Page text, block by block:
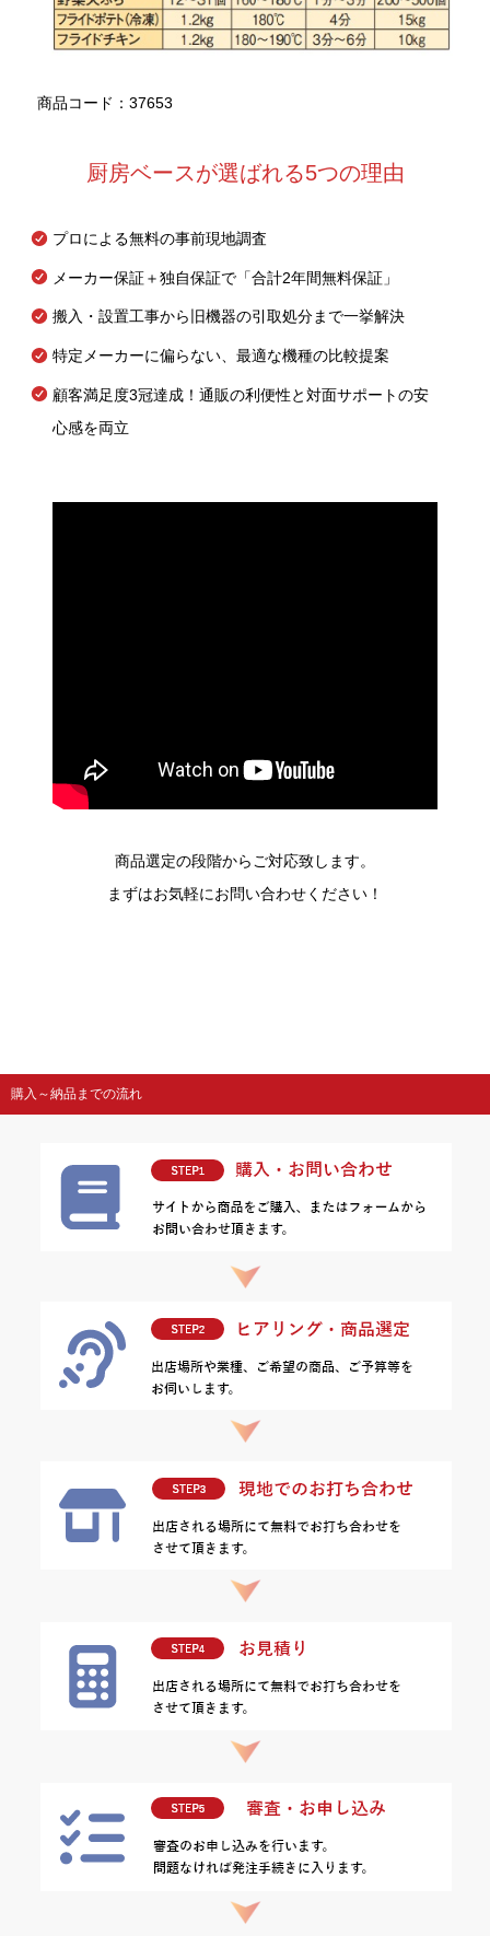
商品コード：37653
厨房ベースが選ばれる5つの理由
プロによる無料の事前現地調査
メーカー保証＋独自保証で「合計2年間無料保証」
搬入・設置工事から旧機器の引取処分まで一挙解決
特定メーカーに偏らない、最適な機種の比較提案
顧客満足度3冠達成！通販の利便性と対面サポートの安
心感を両立
商品選定の段階からご対応致します。
まずはお気軽にお問い合わせください！
購入～納品までの流れ